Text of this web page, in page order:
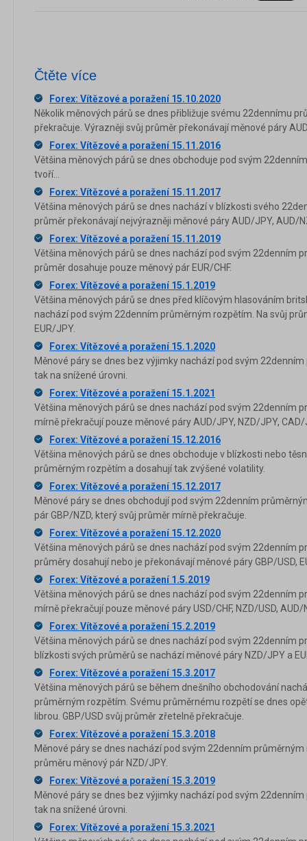
Čtěte více
Forex: Vítězové a poražení 15.10.2020
Několik měnových párů se dnes přibližuje svému 22dennímu
překračuje. Výrazněji svůj průměr překonávají měnové páry
Forex: Vítězové a poražení 15.11.2016
Většina měnových párů se dnes obchoduje pod svým
tvoří...
Forex: Vítězové a poražení 15.11.2017
Většina měnových párů se dnes nachází v blízkosti svého
průměr překonávají nejvýrazněji měnové páry AUD/JPY, AUD/
Forex: Vítězové a poražení 15.11.2019
Většina měnových párů se dnes nachází pod svým 22denním
průměr dosahuje pouze měnový pár EUR/CHF.
Forex: Vítězové a poražení 15.1.2019
Většina měnových párů se dnes před klíčovým hlasováním
nachází pod svým 22denním průměrným rozpětím. Na svůj
EUR/JPY.
Forex: Vítězové a poražení 15.1.2020
Měnové páry se dnes bez výjimky nachází pod svým
tak na snížené úrovni.
Forex: Vítězové a poražení 15.1.2021
Většina měnových párů se dnes nachází pod svým 22denním
mírně překračují pouze měnové páry AUD/JPY, NZD/JPY, CAD/
Forex: Vítězové a poražení 15.12.2016
Většina měnových párů se dnes obchoduje v blízkosti nebo
průměrným rozpětím a dosahují tak zvýšené volatility.
Forex: Vítězové a poražení 15.12.2017
Měnové páry se dnes obchodují pod svým 22denním
pár GBP/NZD, který svůj průměr mírně překračuje.
Forex: Vítězové a poražení 15.12.2020
Většina měnových párů se dnes nachází pod svým 22denním
průměry dosahují nebo je překonávají měnové páry GBP/USD,
Forex: Vítězové a poražení 1.5.2019
Většina měnových párů se dnes nachází pod svým 22denním
mírně překračují pouze měnové páry USD/CHF, NZD/USD, AUD/
Forex: Vítězové a poražení 15.2.2019
Většina měnových párů se dnes nachází pod svým 22denním
blízkosti svých průměrů se nachází měnové páry NZD/JPY a
Forex: Vítězové a poražení 15.3.2017
Většina měnových párů se během dnešního obchodování
průměrným rozpětím. Svému průměrnému rozpětí se dnes
librou. GBP/USD svůj průměr zřetelně překračuje.
Forex: Vítězové a poražení 15.3.2018
Měnové páry se dnes nachází pod svým 22denním
průměru měnový pár NZD/JPY.
Forex: Vítězové a poražení 15.3.2019
Měnové páry se dnes bez výjimky nachází pod svým
tak na snížené úrovni.
Forex: Vítězové a poražení 15.3.2021